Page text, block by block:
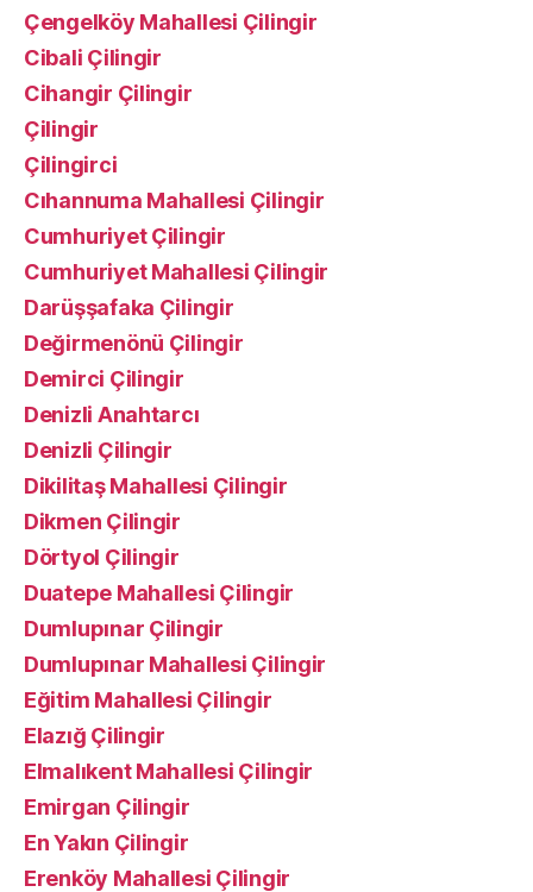
Çengelköy Mahallesi Çilingir
Cibali Çilingir
Cihangir Çilingir
Çilingir
Çilingirci
Cıhannuma Mahallesi Çilingir
Cumhuriyet Çilingir
Cumhuriyet Mahallesi Çilingir
Darüşşafaka Çilingir
Değirmenönü Çilingir
Demirci Çilingir
Denizli Anahtarcı
Denizli Çilingir
Dikilitaş Mahallesi Çilingir
Dikmen Çilingir
Dörtyol Çilingir
Duatepe Mahallesi Çilingir
Dumlupınar Çilingir
Dumlupınar Mahallesi Çilingir
Eğitim Mahallesi Çilingir
Elazığ Çilingir
Elmalıkent Mahallesi Çilingir
Emirgan Çilingir
En Yakın Çilingir
Erenköy Mahallesi Çilingir